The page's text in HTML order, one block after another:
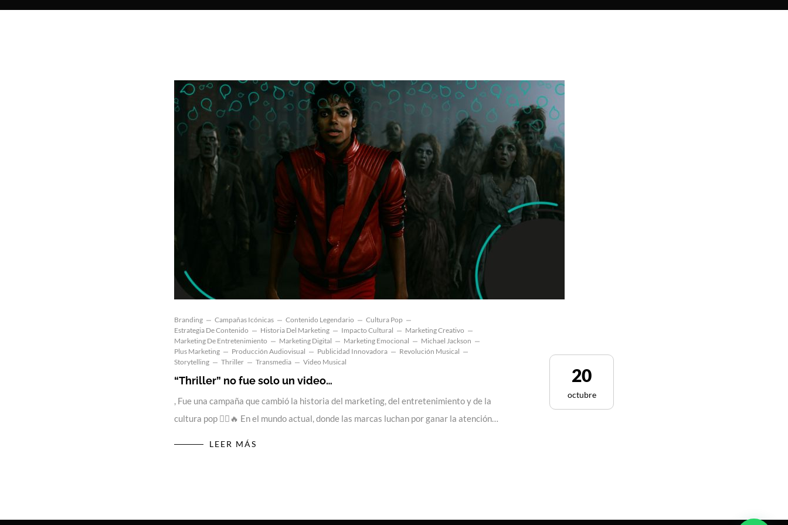
Branding Campañas Icónicas Contenido Legendario
Cultura Pop
Estrategia De Contenido
Historia Del Marketing Impacto Cultural
Marketing Creativo
Marketing De Entretenimiento
Marketing Digital Marketing Emocional
Michael Jackson
Plus Marketing
Producción Audiovisual Publicidad Innovadora
Revolución Musical
Storytelling
Thriller Transmedia Video Musical
“Thriller” no fue solo un video…
, Fue una campaña que cambió la historia del marketing, del entretenimiento y de la
cultura pop 🧟‍♂️🔥 En el mundo actual, donde las marcas luchan por ganar la atención…
LEER MÁS
20
octubre